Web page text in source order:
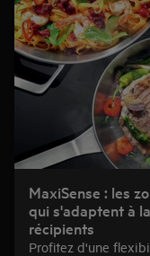
MaxiSense : les
qui s'adaptent à
récipients
Profitez d'une